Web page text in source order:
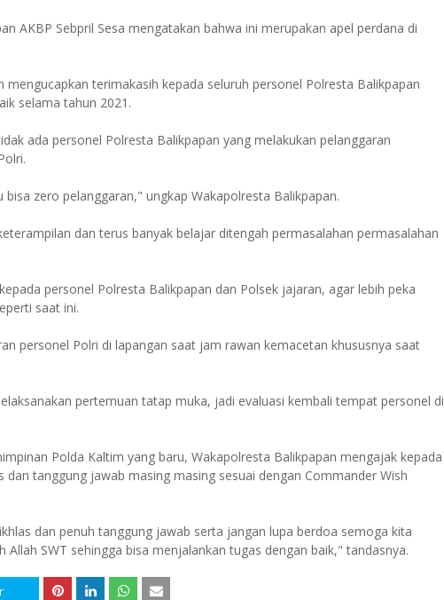
AKBP Sebpril Sesa mengatakan bahwa ini merupakan apel perdana di
terimakasih kepada seluruh personel Polresta Balikpapan
selama tahun 2021.
ada personel Polresta Balikpapan yang melakukan pelanggaran
zero pelanggaran," ungkap Wakapolresta Balikpapan.
dan terus banyak belajar ditengah permasalahan permasalahan
personel Polresta Balikpapan dan Polsek jajaran, agar lebih peka
saat ini.
personel Polri di lapangan saat jam rawan kemacetan khususnya saat
pertemuan tatap muka, jadi evaluasi kembali tempat personel di
Polda Kaltim yang baru, Wakapolresta Balikpapan mengajak kepada
dan tanggung jawab masing masing sesuai dengan Commander Wish
dan penuh tanggung jawab serta jangan lupa berdoa semoga kita
SWT sehingga bisa menjalankan tugas dengan baik," tandasnya.